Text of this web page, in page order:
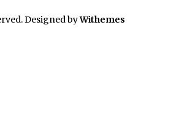
Designed byWithemes